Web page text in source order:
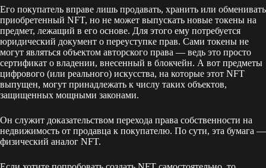
Его покупатель вправе лишь продавать, хранить или обменивать
приобретенный NFT, но не может выпускать новые токены на
предмет, лежащий в его основе. Для этого ему потребуется
юридический документ о переуступке прав. Сами токены не
могут являться объектом авторского права — ведь это просто
сертификат о владении, внесенный в блокчейн. А вот предметы
цифрового (или реального) искусства, на которые этот NFT
выпущен, могут принадлежать к числу таких объектов,
защищенных мощными законами.
Он служит доказательством перехода права собственности на
недвижимость от продавца к покупателю. По сути, эта бумага —
физический аналог NFT.